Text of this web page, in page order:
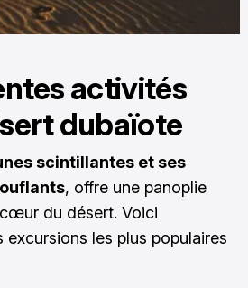
activités
dubaïote
scintillantes et ses
, offre une panoplie
du désert. Voici
excursions les plus populaires